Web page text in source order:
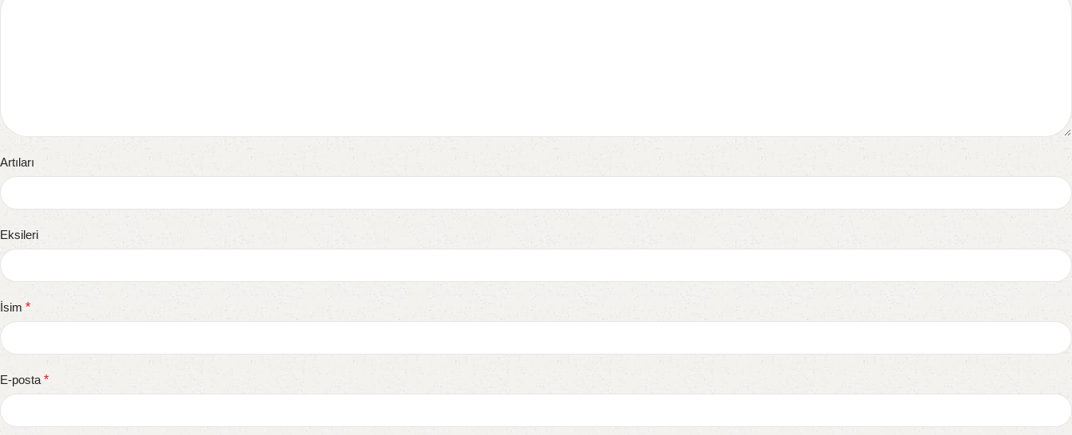
Artıları
Eksileri
İsim *
E-posta *